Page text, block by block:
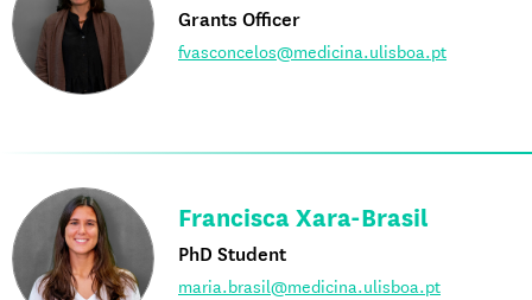
Grants Officer
fvasconcelos@medicina.ulisboa.pt
Francisca Xara-Brasil
PhD Student
maria.brasil@medicina.ulisboa.pt